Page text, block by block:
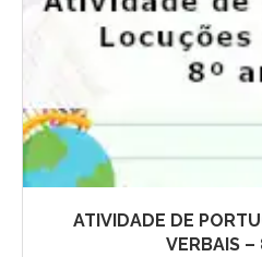
ATIVIDADE DE
VERBAIS –